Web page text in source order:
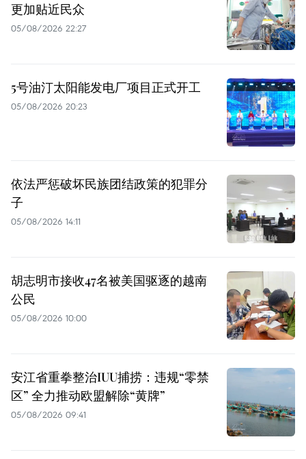
更加贴近民众
05/08/2026 22:27
5号油汀太阳能发电厂项目正式开工
05/08/2026 20:23
依法严惩破坏民族团结政策的犯罪分
子
05/08/2026 14:11
胡志明市接收47名被美国驱逐的越南
公民
05/08/2026 10:00
安江省重拳整治IUU捕捞：违规“零禁
区” 全力推动欧盟解除“黄牌”
05/08/2026 09:41